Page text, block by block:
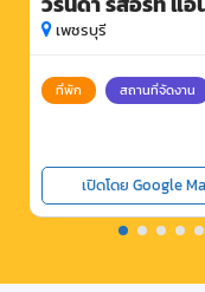
เพชรบุรี
ที่พัก สถานที่จัดงาน
เปิดโดย Google